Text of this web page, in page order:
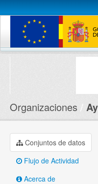
Conjuntos de datos
Organizaciones
Conjuntos de datos
Flujo de Actividad
Acerca de